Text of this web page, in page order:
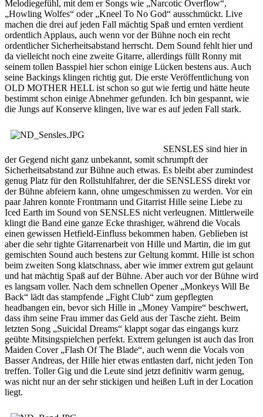
Melodiegefühl, mit dem er Songs wie „Narcotic Overflow“,
„Howling Wolfes“ oder „Kneel To No God“ ausschmückt. Live
machen die drei auf jeden Fall mächtig Spaß und ernten verdient
ordentlich Applaus, auch wenn vor der Bühne noch ein recht
ordentlicher Sicherheitsabstand herrscht. Dem Sound fehlt hier und
da vielleicht noch eine zweite Gitarre, allerdings füllt Ronny mit
seinem tollen Basspiel hier schon einige Lücken bestens aus. Auch
seine Backings klingen richtig gut. Die erste Veröffentlichung von
OLD MOTHER HELL ist schon so gut wie fertig und hätte heute
bestimmt schon einige Abnehmer gefunden. Ich bin gespannt, wie
die Jungs auf Konserve klingen, live war es auf jeden Fall stark.
SENSLES sind hier in
der Gegend nicht ganz unbekannt, somit schrumpft der
Sicherheitsabstand zur Bühne auch etwas. Es bleibt aber zumindest
genug Platz für den Rollstuhlfahrer, der die SENSLESS direkt vor
der Bühne abfeiern kann, ohne umgeschmissen zu werden. Vor ein
paar Jahren konnte Frontmann und Gitarrist Hille seine Liebe zu
Iced Earth im Sound von SENSLES nicht verleugnen. Mittlerweile
klingt die Band eine ganze Ecke thrashiger, während die Vocals
einen gewissen Hetfield-Einfluss bekommen haben. Geblieben ist
aber die sehr tighte Gitarrenarbeit von Hille und Martin, die im gut
gemischten Sound auch bestens zur Geltung kommt. Hille ist schon
beim zweiten Song klatschnass, aber wie immer extrem gut gelaunt
und hat mächtig Spaß auf der Bühne. Aber auch vor der Bühne wird
es langsam voller. Nach dem schnellen Opener „Monkeys Will Be
Back“ lädt das stampfende „Fight Club“ zum gepflegten
headbangen ein, bevor sich Hille in „Money Vampire“ beschwert,
dass ihm seine Frau immer das Geld aus der Tasche zieht. Beim
letzten Song „Suicidal Dreams“ klappt sogar das eingangs kurz
geübte Mitsingspielchen perfekt. Extrem gelungen ist auch das Iron
Maiden Cover „Flash Of The Blade“, auch wenn die Vocals von
Basser Andreas, der Hille hier etwas entlasten darf, nicht jeden Ton
treffen. Toller Gig und die Leute sind jetzt definitiv warm genug,
was nicht nur an der sehr stickigen und heißen Luft in der Location
liegt.